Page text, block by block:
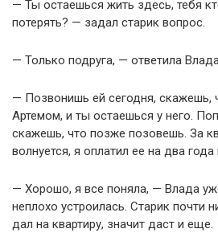
— Ты остаешься жить здесь, тебя
потерять? — задал старик вопрос.
— Только подруга, — ответила
— Позвонишь ей сегодня, скажешь,
Артемом, и ты остаешься у него.
скажешь, что позже позовешь. За
волнуется, я оплатил ее на два года
— Хорошо, я все поняла, — Влада
неплохо устроилась. Старик почти
дал на квартиру, значит даст и еще.